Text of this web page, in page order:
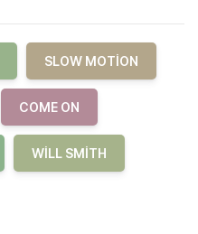
SLOW MOTION
COME ON
WILL SMITH